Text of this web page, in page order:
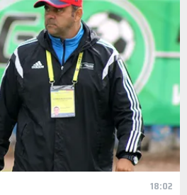
18:02